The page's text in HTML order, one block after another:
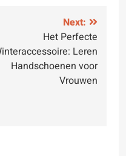
Next:
Het Perfecte
Leren
Handschoenen voor
Vrouwen